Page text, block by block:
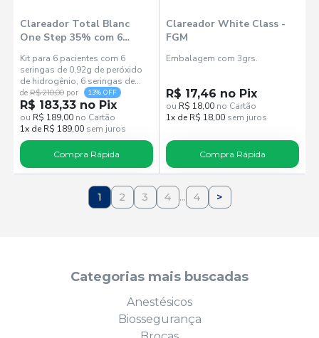
Clareador Total Blanc
One Step 35% com 6
Kit para 6 pacientes com 6
seringas de 0,92g de peróxido
de hidrogênio, 6 seringas de
0,30g de espessante, 1 frasco de
6ml de neutralizante, 1 seringa
de 3g de protetor gengival e
acessórios.
deR$ 210,00 por 13% OFF
R$ 183,33 no Pix
ou R$ 189,00 no Cartão
1x de R$ 189,00 sem juros
Compra Rápida
Clareador White Class -
FGM
Embalagem com 3grs.
R$ 17,46 no Pix
ou R$ 18,00 no Cartão
1x de R$ 18,00 sem juros
Compra Rápida
1 2 3 4 ... 4 >
Categorias mais buscadas
Anestésicos
Biossegurança